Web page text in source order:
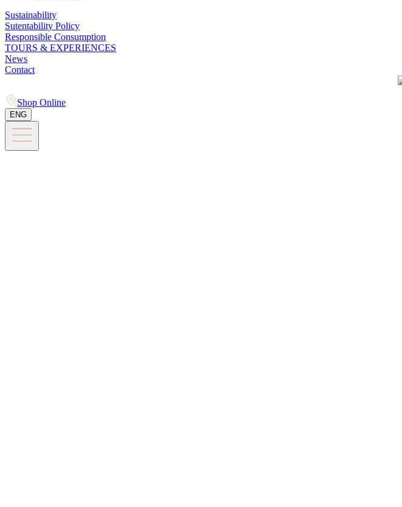
Sustainability
Sutentability Policy
Responsible Consumption
TOURS & EXPERIENCES
News
Contact
Shop Online
ENG